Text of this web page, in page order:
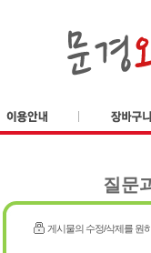
질문
게시물의 수정/삭제를 원